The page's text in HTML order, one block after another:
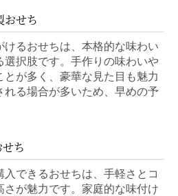
おせち
るおせちは、本格的な味わい
選択肢です。手作りの味わいや
が多く、豪華な見た目も魅力
れる場合が多いため、早めの予
ち
入できるおせちは、手軽さとコ
さが魅力です。家庭的な味付け